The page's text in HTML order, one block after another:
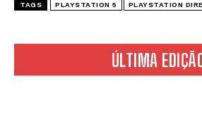
ÚLTIMA
TAGS PLAYSTATION 5 PLAYSTATION